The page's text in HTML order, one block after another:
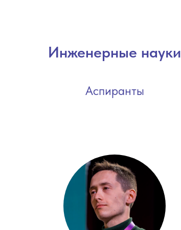
Инженерные науки
Аспиранты